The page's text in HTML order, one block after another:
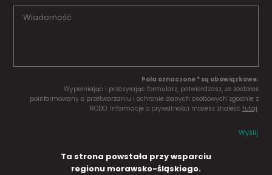
Pola oznaczone * są obowiązkowe.
Wypełniając i przesyłając formularz, potwierdzasz, że zostałeś
poinformowany o przetwarzaniu i ochronie danych osobowych zgodnie z
RODO. Informacje o prywatności możesz znaleźć tutaj.
Wyślij
Ta strona powstała przy wsparciu
regionu morawsko-śląskiego.